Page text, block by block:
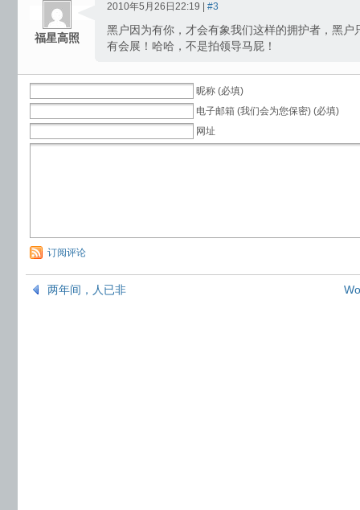
福星高照
2010年5月26日22:19 | #3
黑户因为有你，才会有象我们这样的拥护者，黑户
有会展！哈哈，不是拍领导马屁！
昵称 (必填)
电子邮箱 (我们会为您保密) (必填)
网址
订阅评论
两年间，人已非